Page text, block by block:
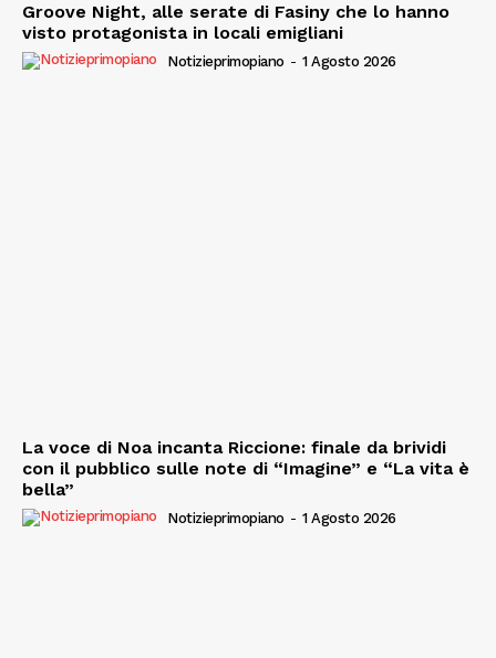
Groove Night, alle serate di Fasiny che lo hanno
visto protagonista in locali emigliani
Notizieprimopiano - 1 Agosto 2026
La voce di Noa incanta Riccione: finale da brividi
con il pubblico sulle note di “Imagine” e “La vita è
bella”
Notizieprimopiano - 1 Agosto 2026